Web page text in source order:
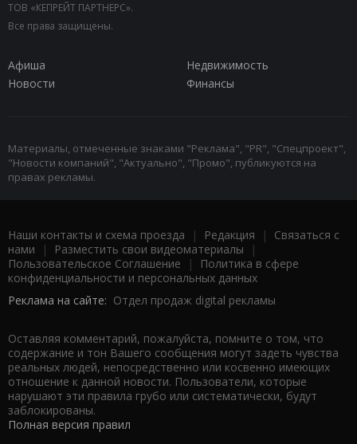
ТОВ «КЕПРЕЙТ ПАРТНЕРС».
Все права защищены.
Афиша
Недвижимость
Новости
Финансы
Материалы, отмеченные знаками "Реклама", "PR", "Спецпроект",
"Новости компаний", "Актуально", "Промо", публикуются на
правах рекламы.
Наши контакты и схема проезда | Редакция | Связаться с
нами | Разместить свои видеоматериалы |
Пользовательское Соглашение |
Политика в сфере
конфиденциальности и персональных данных
Реклама на сайте: Отдел продаж digital рекламы
Оставляя комментарий, пожалуйста, помните о том, что
содержание и тон Вашего сообщения могут задеть чувства
реальных людей, непосредственно или косвенно имеющих
отношение к данной новости. Пользователи, которые
нарушают эти правила грубо или систематически, будут
заблокированы.
Полная версия правил